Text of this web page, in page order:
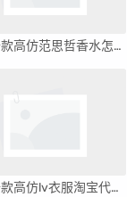
介绍十款高仿范思哲香水怎么样(范思哲香水官网价格)
介绍十款高仿lv衣服淘宝代理(淘宝lv代购哪家好)